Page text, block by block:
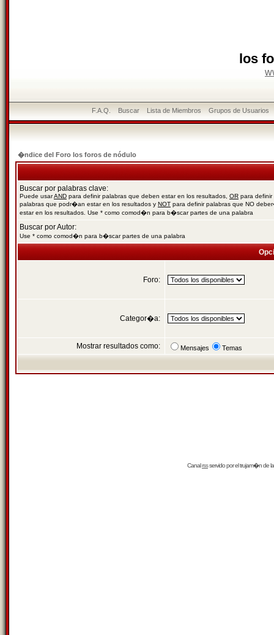
los
F.A.Q. Buscar Lista de Miembros Grupos de Usuarios
�ndice del Foro los foros de nódulo
Buscar por palabras clave:
Puede usarAND para definir palabras que deben estar en los resultados, OR para definir
palabras que podr�an estar en los resultados y NOT para definir palabras que NO
estar en los resultados. Use * como comod�n para b�scar partes de una palabra
Buscar por Autor:
Use * como comod�n para b�scar partes de una palabra
Foro:
Categor�a:
Mostrar resultados como: Mensajes Temas
Canalrssservido por eltrujam�nde